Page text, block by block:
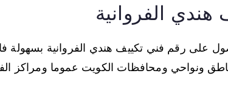
الفروانية
على رقم فني تكييف هندي الفروانية بسهولة
ونواحي ومحافظات الكويت عموما ومراكز